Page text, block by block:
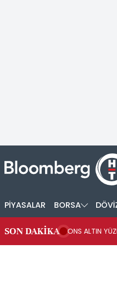
PİYASALAR BORSA
SON DAKİKA ONS ALTIN